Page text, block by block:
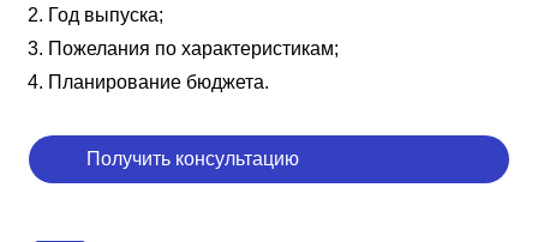
Год выпуска;
Пожелания по характеристикам;
Планирование бюджета.
Получить консультацию